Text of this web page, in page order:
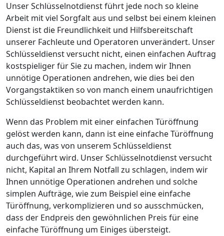
Unser Schlüsselnotdienst führt jede noch so kleine
Arbeit mit viel Sorgfalt aus und selbst bei einem kleinen
Dienst ist die Freundlichkeit und Hilfsbereitschaft
unserer Fachleute und Operatoren unverändert. Unser
Schlüsseldienst versucht nicht, einen einfachen Auftrag
kostspieliger für Sie zu machen, indem wir Ihnen
unnötige Operationen andrehen, wie dies bei den
Vorgangstaktiken so von manch einem unaufrichtigen
Schlüsseldienst beobachtet werden kann.
Wenn das Problem mit einer einfachen Türöffnung
gelöst werden kann, dann ist eine einfache Türöffnung
auch das, was von unserem Schlüsseldienst
durchgeführt wird. Unser Schlüsselnotdienst versucht
nicht, Kapital an Ihrem Notfall zu schlagen, indem wir
Ihnen unnötige Operationen andrehen und solche
simplen Aufträge, wie zum Beispiel eine einfache
Türöffnung, verkomplizieren und so ausschmücken,
dass der Endpreis den gewöhnlichen Preis für eine
einfache Türöffnung um Einiges übersteigt.